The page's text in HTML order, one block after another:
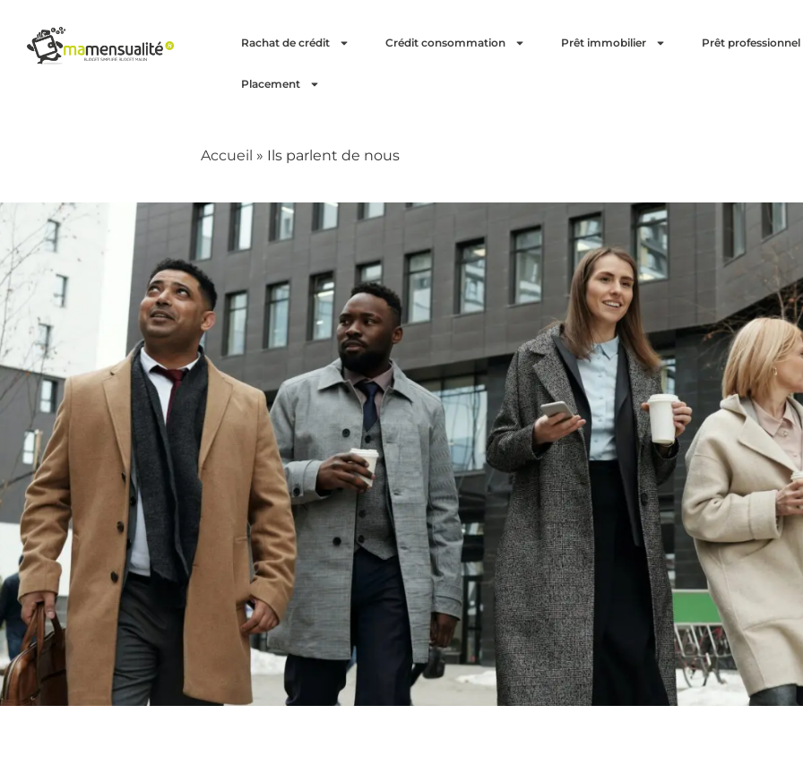
Rachat de crédit Crédit consommation Prêt immobilier Prêt professionnel
Placement
Accueil » Ils parlent de nous